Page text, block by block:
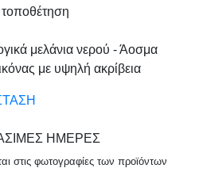
μελάνια νερού - Άοσμα
με υψηλή ακρίβεια
ΗΜΕΡΕΣ
στις φωτογραφίες των προϊόντων